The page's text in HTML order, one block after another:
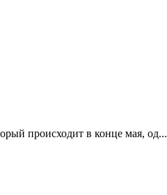
происходит в конце мая, од...